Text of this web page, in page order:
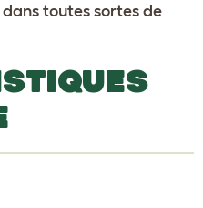
toutes sortes de